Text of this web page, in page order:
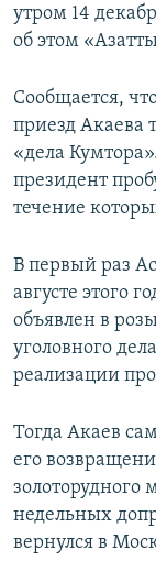
утром 14
об этом
Сообщается,
приезд Акаева
«дела
президент
течение
В первый раз
августе этого
объявлен в
уголовного
реализации
Тогда Акаев
его
золоторудного
недельных
вернулся в